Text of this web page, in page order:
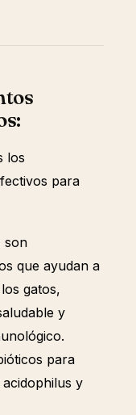
los
para
son
que ayudan a
gatos,
y
para
y